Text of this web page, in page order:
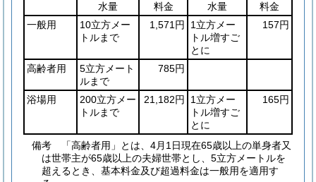
水量
料金 水量
料金
一般用
10立方メー
トルまで
1,571円
1立方メー
トル増すご
とに
157円
高齢者用
5立方メート
ルまで
785円
浴場用
200立方メー
トルまで
21,182円
1立方メー
トル増すご
とに
165円
備考 「高齢者用」とは、4月1日現在65歳以上の単身者又
は世帯主が65歳以上の夫婦世帯とし、5立方メートルを
超えるとき、基本料金及び超過料金は一般用を適用す